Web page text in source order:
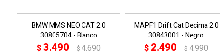
BMW MMS NEO CAT 2.0
30805704 - Blanco
$3.490 $4.690
MAPF1 Drift Cat Decima 2.0
30843001 - Negro
$ 2.490 $4.990